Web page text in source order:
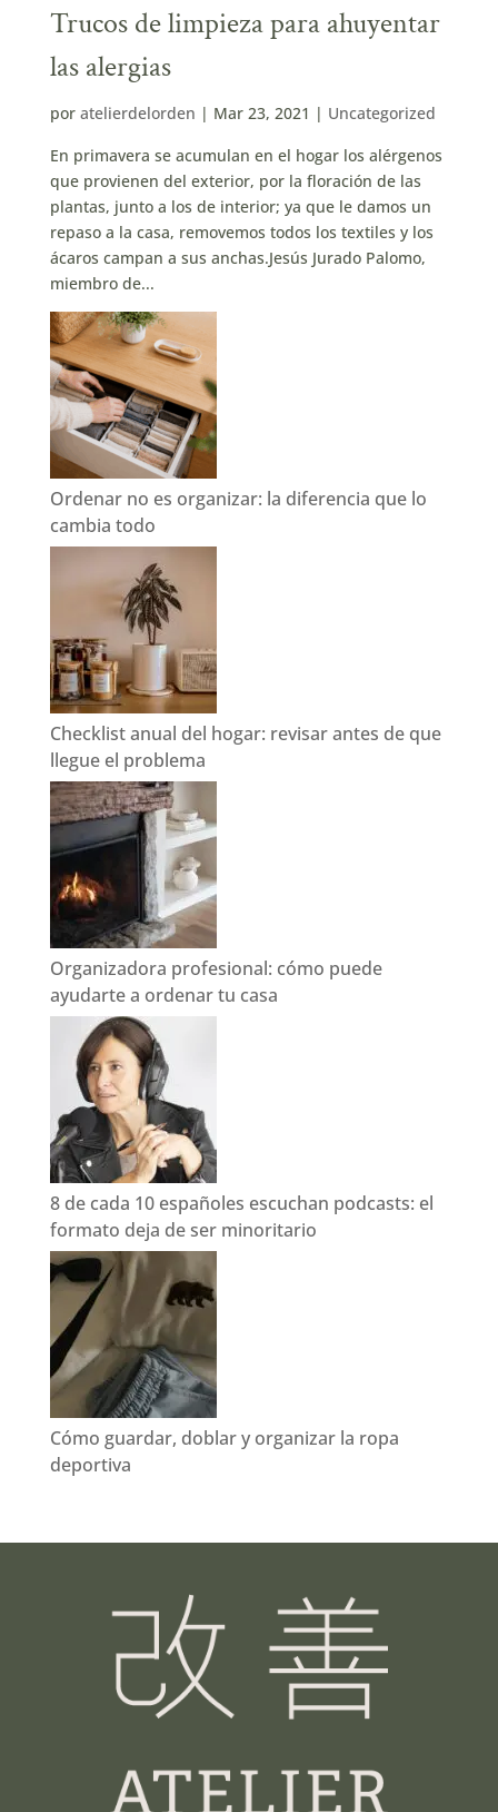
Trucos de limpieza para ahuyentar
las alergias
por atelierdelorden | Mar 23, 2021 | Uncategorized
En primavera se acumulan en el hogar los alérgenos
que provienen del exterior, por la floración de las
plantas, junto a los de interior; ya que le damos un
repaso a la casa, removemos todos los textiles y los
ácaros campan a sus anchas.Jesús Jurado Palomo,
miembro de...
Ordenar no es organizar: la diferencia que lo
cambia todo
Checklist anual del hogar: revisar antes de que
llegue el problema
Organizadora profesional: cómo puede
ayudarte a ordenar tu casa
8 de cada 10 españoles escuchan podcasts: el
formato deja de ser minoritario
Cómo guardar, doblar y organizar la ropa
deportiva